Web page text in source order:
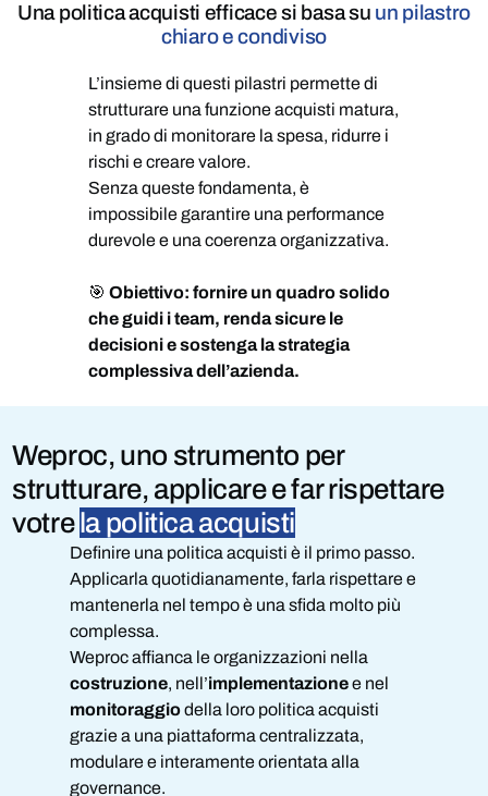
Unapolitica acquisti efficacesi basa su un pilastro
chiaro e condiviso
L’insieme di questi pilastri permette di
strutturare una funzione acquisti matura,
in grado di monitorare la spesa, ridurre i
rischi e creare valore.
Senza queste fondamenta, è
impossibile garantire una performance
durevole e una coerenza organizzativa.
🎯 Obiettivo: fornire un quadro solido
che guidi i team, renda sicure le
decisioni e sostenga la strategia
complessiva dell’azienda.
Weproc, uno strumento per
strutturare, applicare e far rispettare
votre la politica acquisti
Definire una politica acquisti è il primo passo.
Applicarla quotidianamente, farla rispettare e
mantenerla nel tempo è una sfida molto più
complessa.
Weproc affianca le organizzazioni nella
costruzione, nell’implementazionee nel
monitoraggiodella loro politica acquisti
grazie a una piattaforma centralizzata,
modulare e interamente orientata alla
governance.